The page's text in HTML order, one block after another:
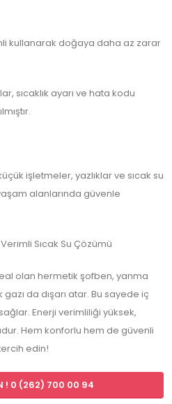
kullanarak doğaya daha az zarar
sıcaklık ayarı ve hata kodu
işletmeler, yazlıklar ve sıcak su
alanlarında güvenle
Sıcak Su Çözümü
olan hermetik şofben, yanma
gazı da dışarı atar. Bu sayede iç
Enerji verimliliği yüksek,
Hem konforlu hem de güvenli
edin!
! 0 (262) 700 00 94